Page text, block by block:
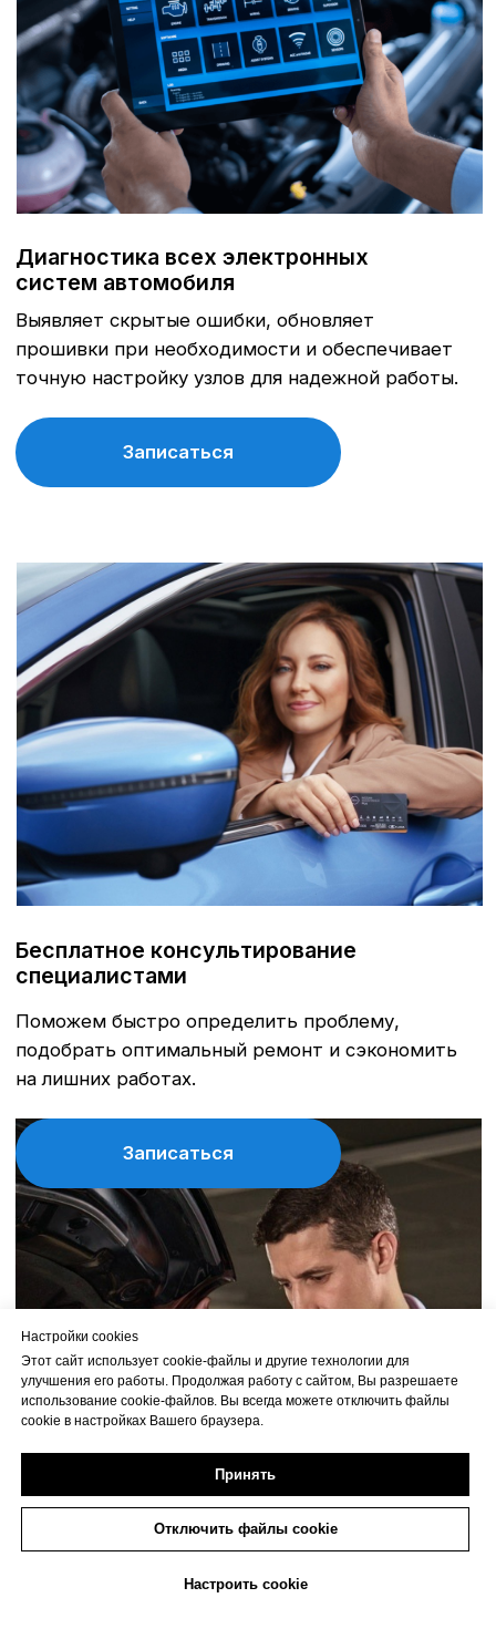
+7(473) 263-85-40
приглашает владельцев
автомобилей Nissan на качественное
и комплексное техническое
обслуживание, выполняемое
опытными сертифицированными
специалистами. Мы предлагаем
соответствующих стандартам
Nissan, чтобы ваш автомобиль
всегда оставался в отличном
состоянии и обеспечивал
ТО Nissan в Воронеже у
официального дилера
Настройки cookies
Этот сайт использует cookie-файлы и другие технологии для
улучшения его работы. Продолжая работу с сайтом, Вы разрешаете
использование cookie-файлов. Вы всегда можете отключить файлы
cookie в настройках Вашего браузера.
Принять
Отключить файлы cookie
Настроить cookie